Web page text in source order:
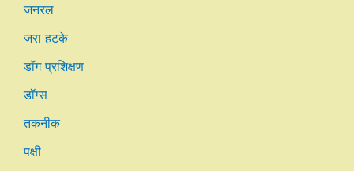
जनरल
जरा हटके
डॉग प्रशिक्षण
डॉग्स
तकनीक
पक्षी